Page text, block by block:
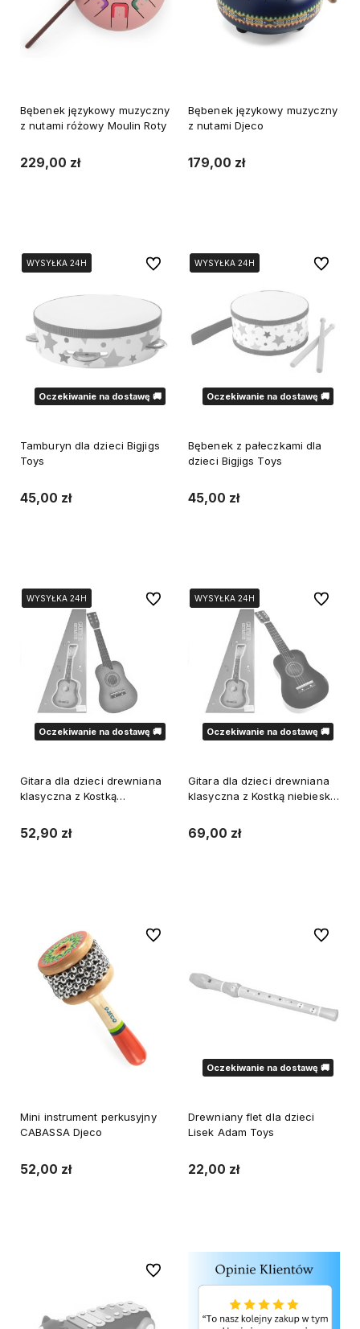
Bębenek językowy muzyczny
z nutami różowy Moulin Roty
229,00 zł
Bębenek językowy muzyczny
z nutami Djeco
179,00 zł
Oczekiwanie na dostawę 🚚
WYSYŁKA 24H
WYSYŁKA 24H
WYSYŁKA 24H
Tamburyn dla dzieci Bigjigs
Toys
45,00 zł
Do ulubionych
Oczekiwanie na dostawę 🚚
WYSYŁKA 24H
WYSYŁKA 24H
Bębenek z pałeczkami dla
dzieci Bigjigs Toys
45,00 zł
Do
Oczekiwanie na dostawę 🚚
WYSYŁKA 24H
WYSYŁKA 24H
WYSYŁKA 24H
Gitara dla dzieci drewniana
klasyczna z Kostką
52,90 zł
Do ulubionych
Oczekiwanie na dostawę 🚚
WYSYŁKA 24H
WYSYŁKA 24H
WYSYŁKA 24H
Gitara dla dzieci drewniana
klasyczna z Kostką niebieska
69,00 zł
Do
Mini instrument perkusyjny
CABASSA Djeco
52,00 zł
Do ulubionych
Oczekiwanie na dostawę 🚚
Drewniany flet dla dzieci
Lisek Adam Toys
22,00 zł
Do
Do ulubionych